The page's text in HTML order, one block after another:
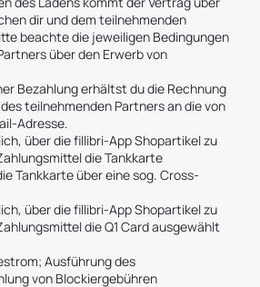
dir und dem teilnehmenden
beachte die jeweiligen Bedingungen
über den Erwerb von
Bezahlung erhältst du die Rechnung
teilnehmenden Partners an die von
Adresse.
über die fillibri-App Shopartikel zu
die Tankkarte
Tankkarte über eine sog. Cross-
über die fillibri-App Shopartikel zu
die Q1 Card ausgewählt
Ausführung des
von Blockiergebühren